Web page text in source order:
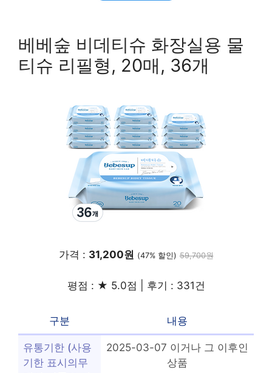
베베숲 비데티슈 화장실용 물
티슈 리필형, 20매, 36개
가격 : 31,200원 (47% 할인) 59,700원
평점 : ★ 5.0점 | 후기 : 331건
구분 내용
유통기한 (사용
기한 표시의무
2025-03-07 이거나 그 이후인
상품